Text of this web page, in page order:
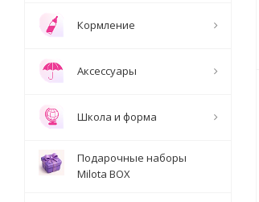
Кормление
Аксессуары
Школа и форма
Подарочные наборы
Milota BOX